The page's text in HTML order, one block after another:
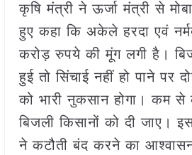
कृषि मंत्री ने ऊर्जा मंत्री से
हुए कहा कि अकेले हरदा एवं
करोड़ रुपये की मूंग लगी है।
हुई तो सिंचाई नहीं हो पाने पर
को भारी नुकसान होगा। कम
बिजली किसानों को दी जाए।
ने कटौती बंद करने का आश्वासन